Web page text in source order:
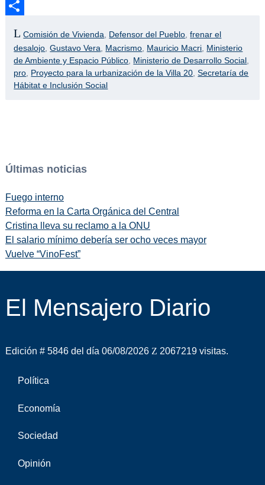
Email
Comisión de Vivienda Defensor del Pueblo ,frenar el
desalojo ,Gustavo Vera Macrismo Mauricio Macri Ministerio
de Ambiente y Espacio Público Ministerio de Desarrollo Social
pro Proyecto para la urbanización de la Villa 20 ,Secretaría de
Hábitat e Inclusión Social
Últimas noticias
Fuego interno
Reforma en la Carta Orgánica del Central
Cristina lleva su reclamo a la ONU
El salario mínimo debería ser ocho veces mayor
Vuelve “VinoFest”
El Mensajero Diario
Edición # 5846 del día 06/08/2026 2067219 visitas.
Política
Economía
Sociedad
Opinión